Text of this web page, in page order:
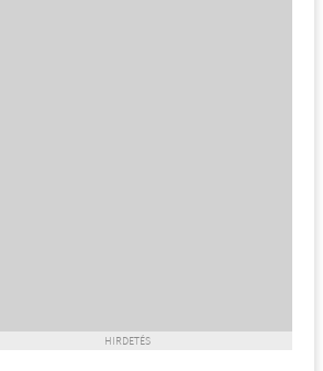
HIRDETÉS